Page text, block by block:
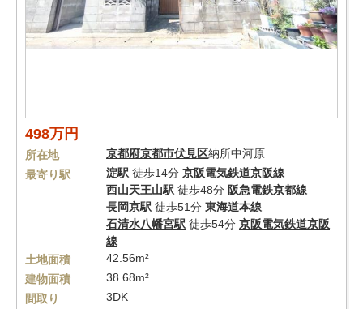
498万円
所在地 京都府京都市伏見区納所中河原
最寄り駅
淀駅 徒歩14分 京阪電気鉄道京阪線
西山天王山駅 徒歩48分 阪急電鉄京都線
長岡京駅 徒歩51分 東海道本線
石清水八幡宮駅 徒歩54分 京阪電気鉄道京阪
線
土地面積
42.56m²
建物面積
38.68m²
間取り
3DK